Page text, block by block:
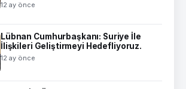
12 ay önce
Lübnan Cumhurbaşkanı: Suriye İle
İlişkileri Geliştirmeyi Hedefliyoruz.
12 ay önce